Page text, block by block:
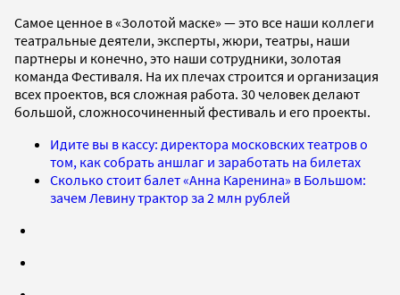
Самое ценное в «Золотой маске» — это все наши коллеги
театральные деятели, эксперты, жюри, театры, наши
партнеры и конечно, это наши сотрудники, золотая
команда Фестиваля. На их плечах строится и организация
всех проектов, вся сложная работа. 30 человек делают
большой, сложносочиненный фестиваль и его проекты.
Идите вы в кассу: директора московских театров о
том, как собрать аншлаг и заработать на билетах
Сколько стоит балет «Анна Каренина» в Большом:
зачем Левину трактор за 2 млн рублей